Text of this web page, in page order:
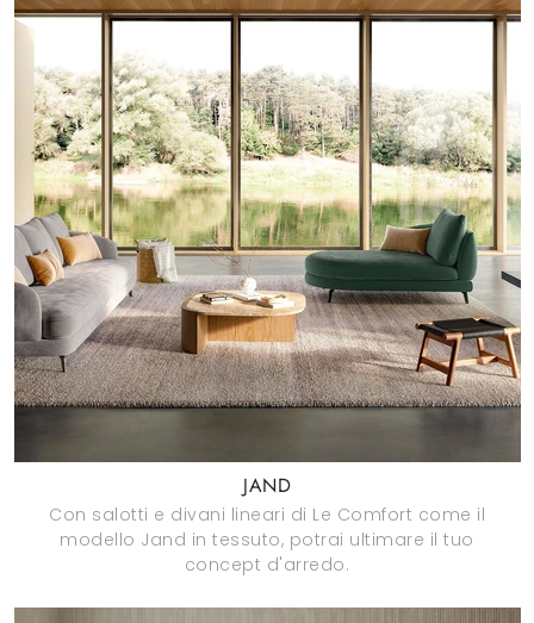
JAND
Con salotti e divani lineari di Le Comfort come il
modello Jand in tessuto, potrai ultimare il tuo
concept d'arredo.